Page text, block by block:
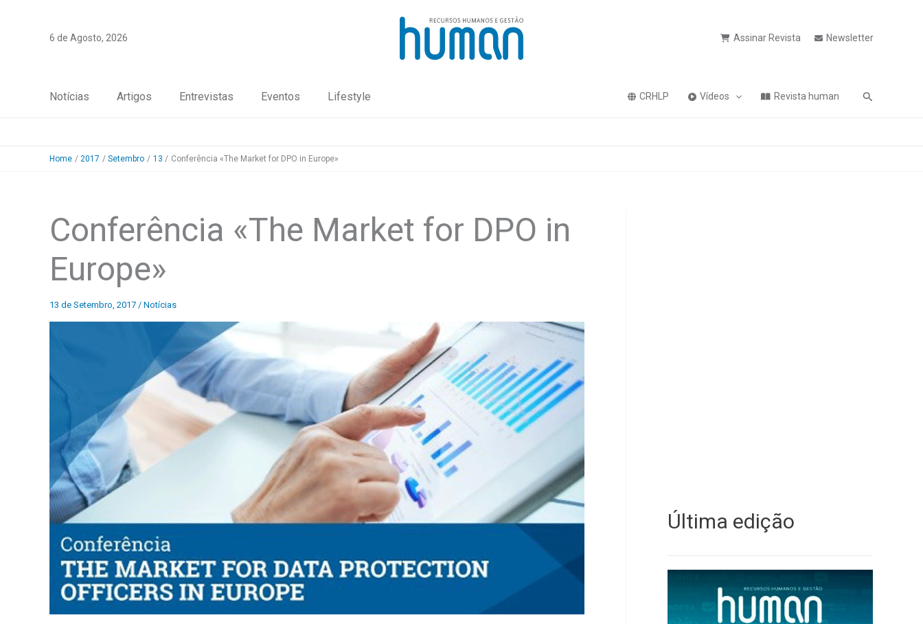
6 de Agosto, 2026 Assinar Revista Newsletter
Notícias Artigos Entrevistas Eventos Lifestyle CRHLP Vídeos Revista human Pesquisa
Home 2017 Setembro 13 Conferência «The Market for DPO in Europe»
Conferência «The Market for DPO in
Europe»
13 de Setembro, 2017 / Notícias
Última edição